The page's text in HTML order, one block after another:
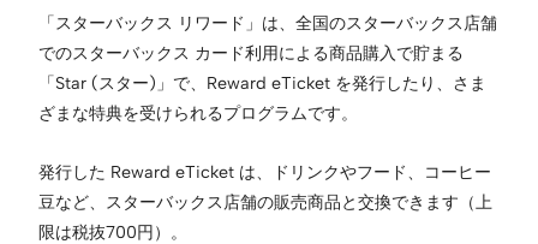
「スターバックス リワード」は、全国のスターバックス店舗
でのスターバックス カード利用による商品購入で貯まる
「Star (スター)」で、Reward eTicket を発行したり、さま
ざまな特典を受けられるプログラムです。
発行した Reward eTicket は、ドリンクやフード、コーヒー
豆など、スターバックス店舗の販売商品と交換できます（上
限は税抜700円）。